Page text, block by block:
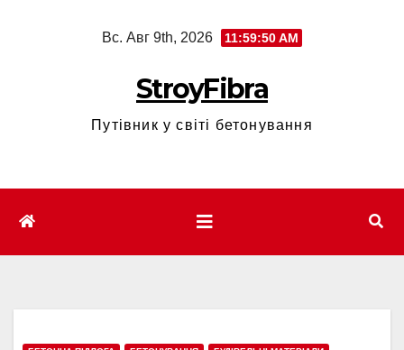
Вс. Авг 9th, 2026 11:59:52 AM
StroyFibra
Путівник у світі бетонування